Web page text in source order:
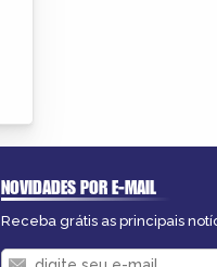
NOVIDADES POR E-MAIL
Receba grátis as principais